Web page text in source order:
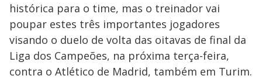
histórica para o time, mas o treinador vai
poupar estes três importantes jogadores
visando o duelo de volta das oitavas de final da
Liga dos Campeões, na próxima terça-feira,
contra o Atlético de Madrid, também em Turim.